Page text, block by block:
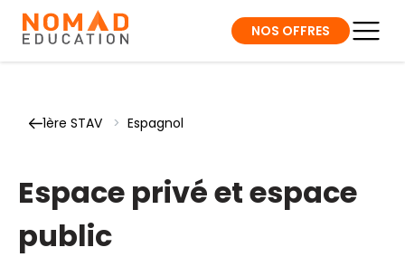
NOS OFFRES
1ère STAV > Espagnol
Espace privé et espace
public